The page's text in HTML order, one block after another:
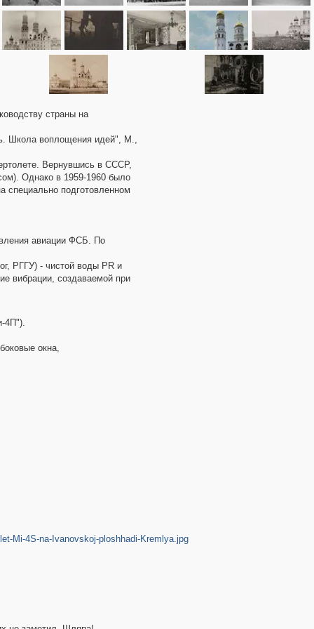
страны на
Школа воплощения идей", М.,
Вернувшись в СССР,
Однако в 1959-1960 было
специально подготовленном
авиации ФСБ. По
РГГУ) - чистой воды PR и
вибрации, создаваемой при
4П").
окна,
Mi-4S-na-Ivanovskoj-ploshhadi-Kremlya.jpg